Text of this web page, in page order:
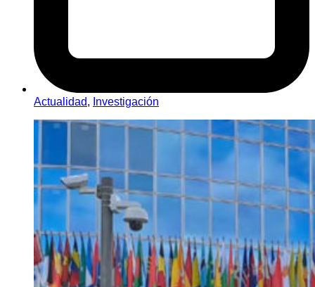
Actualidad, Investigación